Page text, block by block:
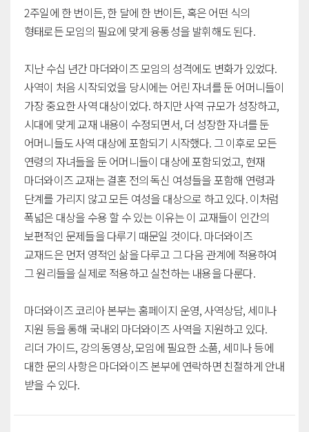
2주일에 한 번이든, 한 달에 한 번이든, 혹은 어떤 식의
형태로든 모임의 필요에 맞게 융통성을 발휘해도 된다.
지난 수십 년간 마더와이즈 모임의 성격에도 변화가 있었다.
사역이 처음 시작되었을 당시에는 어린 자녀를 둔 어머니들이
가장 중요한 사역 대상이었다. 하지만 사역 규모가 성장하고,
시대에 맞게 교재 내용이 수정되면서, 더 성장한 자녀를 둔
어머니들도 사역 대상에 포함되기 시작했다. 그 이후로 모든
연령의 자녀들을 둔 어머니들이 대상에 포함되었고, 현재
마더와이즈 교재는 결혼 전의 독신 여성들을 포함해 연령과
단계를 가리지 않고 모든 여성을 대상으로 하고 있다. 이처럼
폭넓은 대상을 수용 할 수 있는 이유는 이 교재들이 인간의
보편적인 문제들을 다루기 때문일 것이다. 마더와이즈
교재드은 먼저 영적인 삶을 다루고 그 다음 관계에 적용하여
그 원리들을 실제로 적용하고 실천하는 내용을 다룬다.
마더와이즈 코리아 본부는 홈페이지 운영, 사역상담, 세미나
지원 등을 통해 국내외 마더와이즈 사역을 지원하고 있다.
리더 가이드, 강의 동영상, 모임에 필요한 소품, 세미나 등에
대한 문의 사항은 마더와이즈 본부에 연락하면 친절하게 안내
받을 수 있다.